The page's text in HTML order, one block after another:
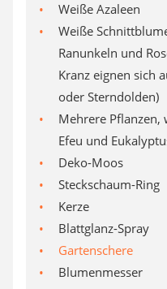
Weiße Azaleen
Weiße
Ranunkeln und
Kranz eignen sich
oder Sterndolden)
Mehrere Pflanzen,
Efeu und
Deko-Moos
Steckschaum-Ring
Kerze
Blattglanz-Spray
Gartenschere
Blumenmesser